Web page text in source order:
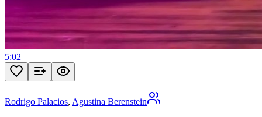
5:02
Rodrigo Palacios, Agustina Berenstein